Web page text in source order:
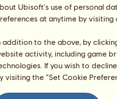
Ubisoft's use of personal
at anytime by
addition to the above, by
activity, including game
If you wish to
visiting the “Set Cookie